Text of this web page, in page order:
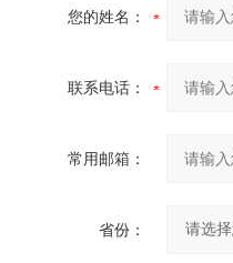
您的姓名：
联系电话：
常用邮箱：
省份：